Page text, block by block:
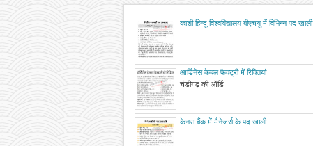
काशी हिन्दू विश्वविद्यालय बीएचयू में विभिन्न पद खाली
आर्डिनेंस केबल फैक्ट्री में रिक्तियां
चंडीगढ़ की ऑर्डि
केनरा बैंक में मैनेजर्स के पद खाली